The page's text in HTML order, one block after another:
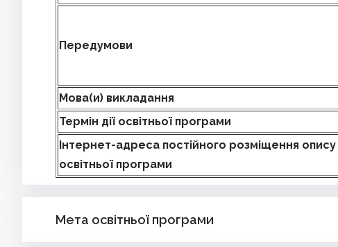
Передумови
Мова(и) викладання
Термін дії освітньої програми
Інтернет-адреса постійного розміщення опису
освітньої програми
Мета освітньої програми